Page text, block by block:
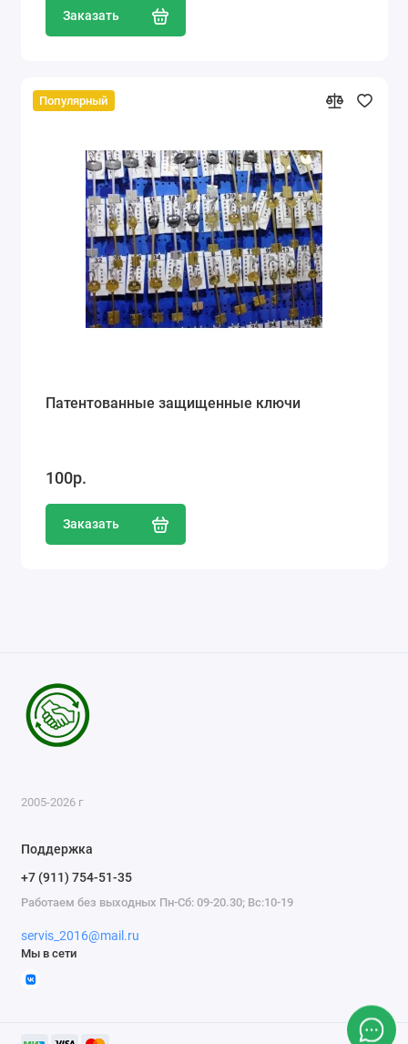
Заказать
Популярный
Патентованные защищенные ключи
100р.
Заказать
2005-2026 г
Поддержка
+7 (911) 754-51-35
Работаем без выходных Пн-Сб: 09-20.30; Вс:10-19
servis_2016@mail.ru
Мы в сети